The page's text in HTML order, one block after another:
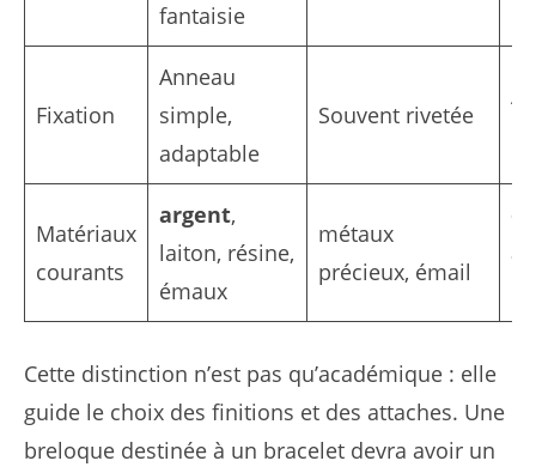
fantaisie
Fixation
Anneau
simple,
adaptable
Souvent rivetée
Matériaux
courants
argent,
laiton, résine,
émaux
métaux
précieux, émail
or
Cette distinction n’est pas qu’académique : elle
guide le choix des finitions et des attaches. Une
breloque destinée à un bracelet devra avoir un